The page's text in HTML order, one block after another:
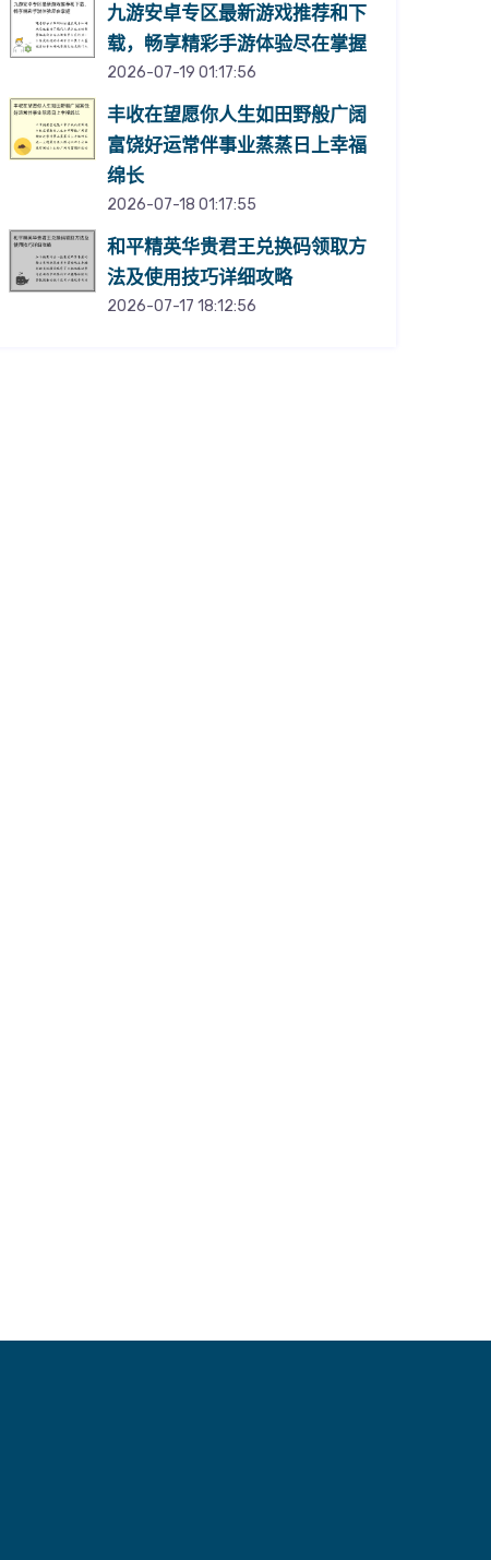
九游安卓专区最新游戏推荐和下
载，畅享精彩手游体验尽在掌握
2026-07-19 01:17:56
丰收在望愿你人生如田野般广阔
富饶好运常伴事业蒸蒸日上幸福
绵长
2026-07-18 01:17:55
和平精英华贵君王兑换码领取方
法及使用技巧详细攻略
2026-07-17 18:12:56